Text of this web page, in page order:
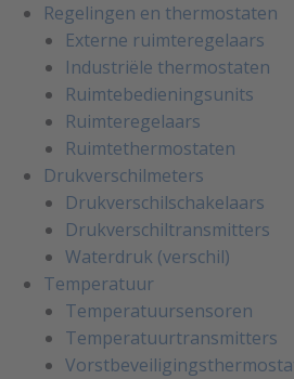
Regelingen en thermostaten
Externe ruimteregelaars
Industriële thermostaten
Ruimtebedieningsunits
Ruimteregelaars
Ruimtethermostaten
Drukverschilmeters
Drukverschilschakelaars
Drukverschiltransmitters
Waterdruk (verschil)
Temperatuur
Temperatuursensoren
Temperatuurtransmitters